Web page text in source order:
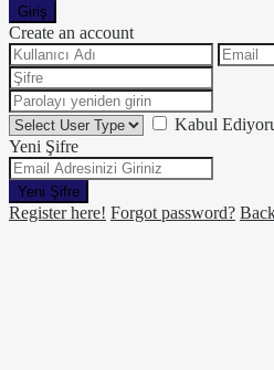
Giriş
Create an account
Kabul
Yeni Şifre
Yeni Şifre
Register here! Forgot password?